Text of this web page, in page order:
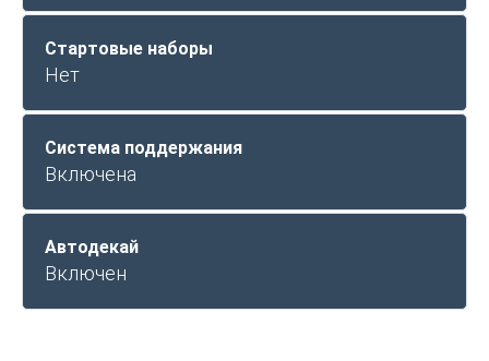
Стартовые наборы
Нет
Система поддержания
Включена
Автодекай
Включен